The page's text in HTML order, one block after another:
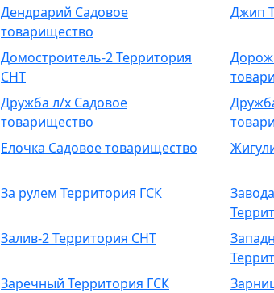
Дендрарий Садовое
товарищество
Джип
Домостроитель-2 Территория
СНТ
Дружба л/х Садовое
товарищество
Елочка Садовое товарищество
За рулем Территория ГСК
Залив-2 Территория СНТ
Заречный Территория ГСК